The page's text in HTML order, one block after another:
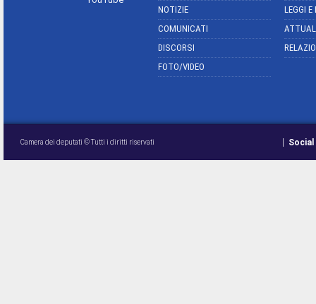
NOTIZIE
COMUNICATI
DISCORSI
FOTO/VIDEO
LEGGI
Camera dei deputati © Tutti i diritti riservati Social